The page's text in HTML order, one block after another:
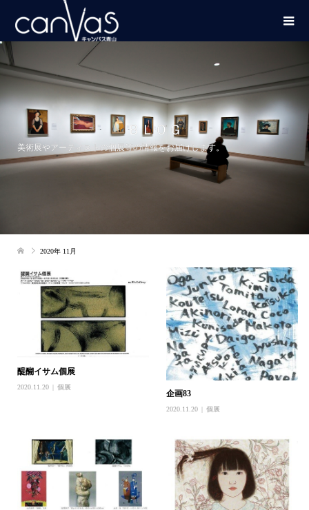
ＢＬＯＧ
美術展やアーティストの個展等の情報をお届けします。
2020年 11月
醍醐イサム個展
2020.11.20 個展
企画83
2020.11.20 個展